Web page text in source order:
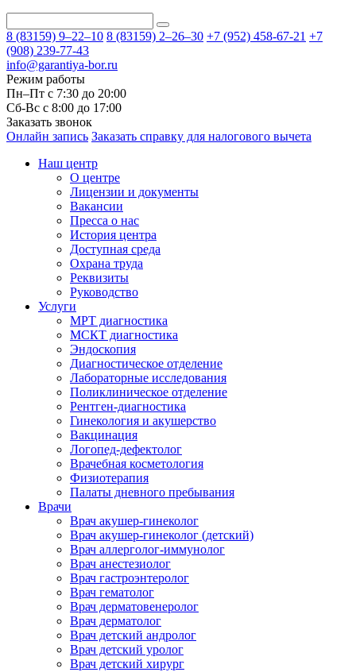
8 (83159) 9–22–10 8 (83159) 2–26–30 +7 (952) 458-67-21 +7
(908) 239-77-43
info@garantiya-bor.ru
Режим работы
Пн–Пт с 7:30 до 20:00
Cб-Вс с 8:00 до 17:00
Заказать звонок
Онлайн запись Заказать справку для налогового вычета
Наш центр
О центре
Лицензии и документы
Вакансии
Пресса о нас
История центра
Доступная среда
Охрана труда
Реквизиты
Руководство
Услуги
МРТ диагностика
МСКТ диагностика
Эндоскопия
Диагностическое отделение
Лабораторные исследования
Поликлиническое отделение
Рентген-диагностика
Гинекология и акушерство
Вакцинация
Логопед-дефектолог
Врачебная косметология
Физиотерапия
Палаты дневного пребывания
Врачи
Врач акушер-гинеколог
Врач акушер-гинеколог (детский)
Врач аллерголог-иммунолог
Врач анестезиолог
Врач гастроэнтеролог
Врач гематолог
Врач дерматовенеролог
Врач дерматолог
Врач детский андролог
Врач детский уролог
Врач детский хирург